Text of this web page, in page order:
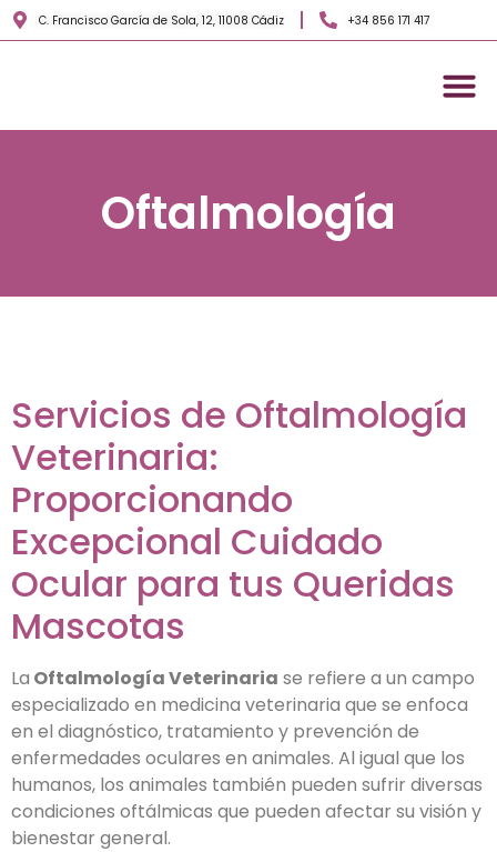
C. Francisco García de Sola, 12, 11008 Cádiz +34 856 171 417
Oftalmología
Servicios de Oftalmología
Veterinaria:
Proporcionando
Excepcional Cuidado
Ocular para tus Queridas
Mascotas
La Oftalmología Veterinaria se refiere a un campo
especializado en medicina veterinaria que se enfoca
en el diagnóstico, tratamiento y prevención de
enfermedades oculares en animales. Al igual que los
humanos, los animales también pueden sufrir diversas
condiciones oftálmicas que pueden afectar su visión y
bienestar general.